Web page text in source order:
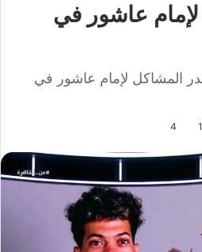
عاشور في
المشاكل لإمام عاشور في
4